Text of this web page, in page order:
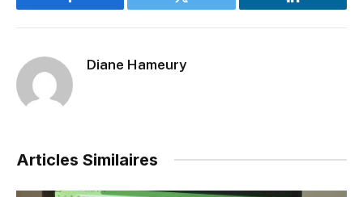
Facebook Twitter LinkedIn
Diane Hameury
Articles Similaires